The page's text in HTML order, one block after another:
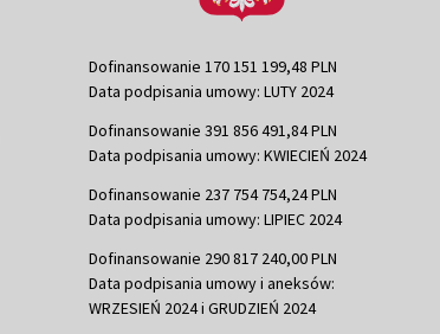
Dofinansowanie 170 151 199,48 PLN
Data podpisania umowy: LUTY 2024
Dofinansowanie 391 856 491,84 PLN
Data podpisania umowy: KWIECIEŃ 2024
Dofinansowanie 237 754 754,24 PLN
Data podpisania umowy: LIPIEC 2024
Dofinansowanie 290 817 240,00 PLN
Data podpisania umowy i aneksów:
WRZESIEŃ 2024 i GRUDZIEŃ 2024